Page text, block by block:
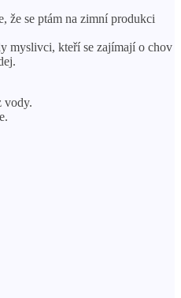
že se ptám na zimní produkci
myslivci, kteří se zajímají o chov
vody.